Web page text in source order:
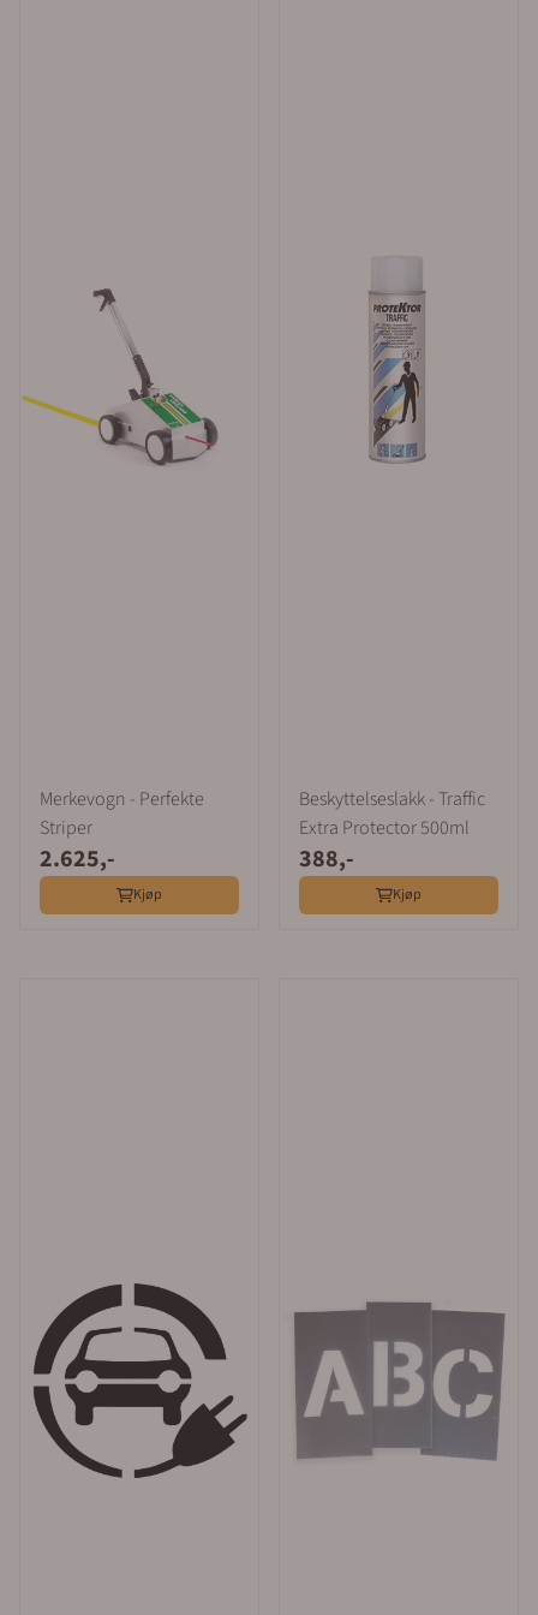
Merkefabrikken holder til i Hølen i Vestby kommune (ca
5 mil syd for Oslo). Våre åpningstider er 08.00 til 16.00
alle virkedager. Sentralbord: 64 80 90 50 e-post:
Merkevogn - Perfekte
Striper
2.625,-
Kjøp
Beskyttelseslakk - Traffic
Extra Protector 500ml
388,-
Kjøp